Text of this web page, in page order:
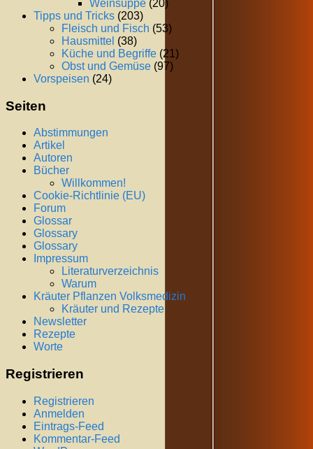
Weinsuppe (20)
Tipps und Tricks (203)
Fleisch und Fisch (53)
Hausmittel (38)
Küche und Begriffe (21)
Obst und Gemüse (97)
Vorspeisen (24)
Seiten
Abstimmungen
Artikel
Autoren
Bücher
Willkommen!
Cookie-Richtlinie (EU)
Forum
Glossar
Glossary
Glossary
Impressum
Literaturverzeichnis
Warum
Kräuter Pflanzen Volksmedizin
Kräuter und Rezepte
Newsletter
Rezepte
Worte
Registrieren
Registrieren
Anmelden
Eintrags-Feed
Kommentar-Feed